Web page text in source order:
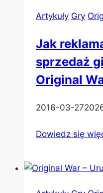
Artykuły Gry
Jak
sprzedaż
Original
2016-03-27
Dowiedz się